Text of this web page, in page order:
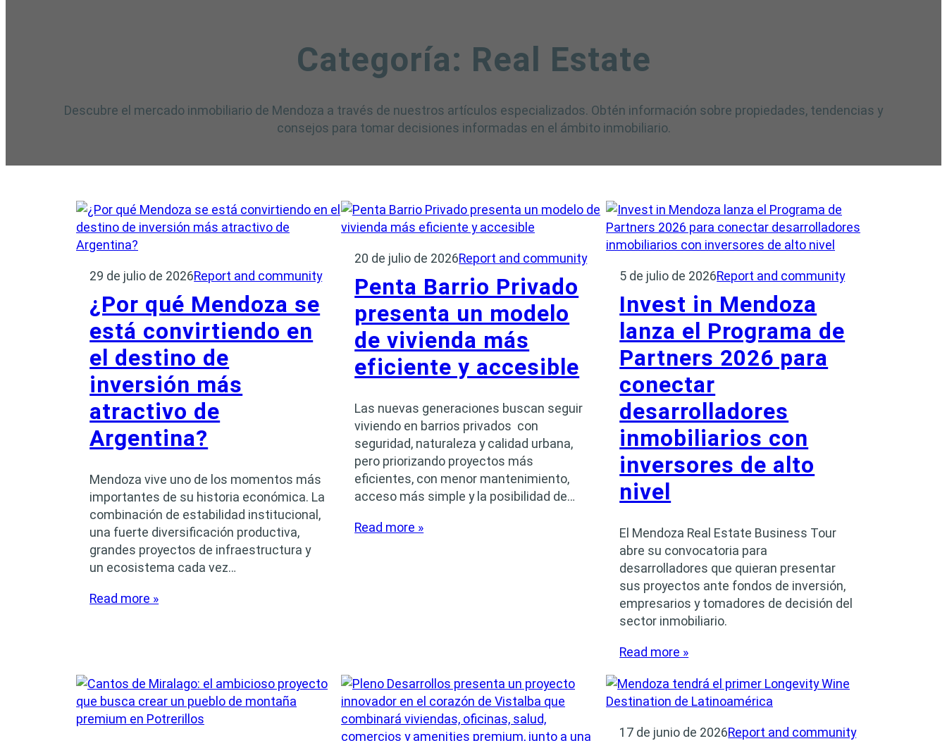
Categoría: Real Estate
Descubre el mercado inmobiliario de Mendoza a través de nuestros artículos especializados. Obtén información sobre propiedades, tendencias y
consejos para tomar decisiones informadas en el ámbito inmobiliario.
29 de julio de 2026Report and community
¿Por qué Mendoza se
está convirtiendo en
el destino de
inversión más
atractivo de
Argentina?
Mendoza vive uno de los momentos más
importantes de su historia económica. La
combinación de estabilidad institucional,
una fuerte diversificación productiva,
grandes proyectos de infraestructura y
un ecosistema cada vez…
Read more »
20 de julio de 2026Report and community
Penta Barrio Privado
presenta un modelo
de vivienda más
eficiente y accesible
Las nuevas generaciones buscan seguir
viviendo en barrios privados con
seguridad, naturaleza y calidad urbana,
pero priorizando proyectos más
eficientes, con menor mantenimiento,
acceso más simple y la posibilidad de…
Read more »
5 de julio de 2026Report and community
Invest in Mendoza
lanza el Programa de
Partners 2026 para
conectar
desarrolladores
inmobiliarios con
inversores de alto
nivel
El Mendoza Real Estate Business Tour
abre su convocatoria para
desarrolladores que quieran presentar
sus proyectos ante fondos de inversión,
empresarios y tomadores de decisión del
sector inmobiliario.
Read more »
17 de junio de 2026Report and community